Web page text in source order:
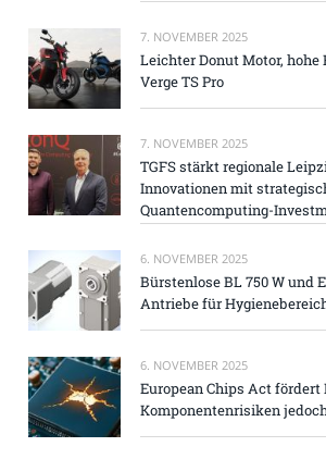
7. NOVEMBER 2025
Leichter Donut Motor,
Verge TS Pro
7. NOVEMBER 2025
TGFS stärkt regionale
Innovationen mit
Quantencomputing-
6. NOVEMBER 2025
Bürstenlose BL 750 W und
Antriebe für
6. NOVEMBER 2025
European Chips Act
Komponentenrisiken